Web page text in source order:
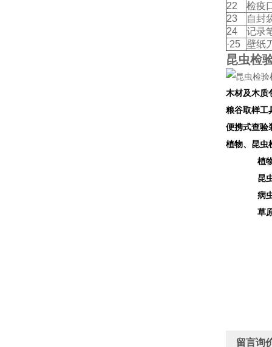
22
检疫
23
自封
24
记录
·25
壁纸
昆虫检
木材及木质
粮谷取样工
便携式查验
植物、昆虫
植物标本
昆虫标本
病虫测报
草原测
留言询